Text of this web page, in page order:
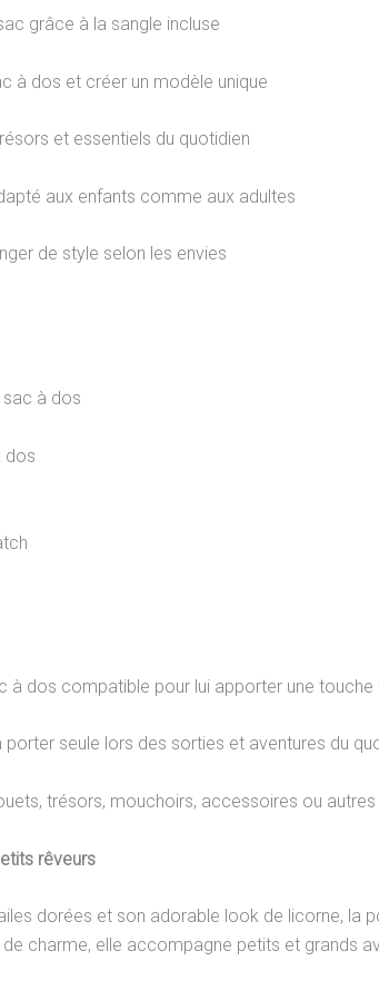
grâce à la sangle incluse
à dos et créer un modèle unique
et essentiels du quotidien
aux enfants comme aux adultes
de style selon les envies
à dos
dos
à dos compatible pour lui apporter une touche
porter seule lors des sorties et aventures du
trésors, mouchoirs, accessoires ou autres
rêveurs
dorées et son adorable look de licorne,
de charme, elle accompagne petits et grands